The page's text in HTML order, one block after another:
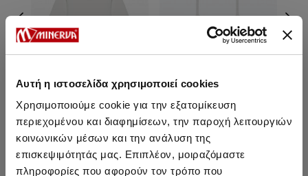
Αυτή η ιστοσελίδα χρησιμοποιεί cookies
Χρησιμοποιούμε cookie για την εξατομίκευση
περιεχομένου και διαφημίσεων, την παροχή λειτουργιών
κοινωνικών μέσων και την ανάλυση της
επισκεψιμότητάς μας. Επιπλέον, μοιραζόμαστε
πληροφορίες που αφορούν τον τρόπο που
Μακρυμάνικο Παιδικό
Φανελάκι
Από 9,05 € έως 10,95 €
Εφηβικό Τρίγωνο Σουτιέν
χωρίς εχίσχυση
14,20 €12,05 €